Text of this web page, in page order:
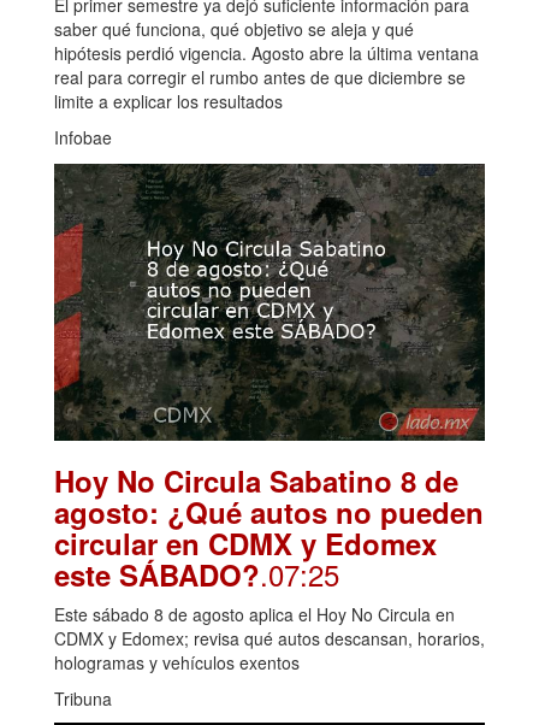
saber qué funciona, qué objetivo se aleja y qué
hipótesis perdió vigencia. Agosto abre la última ventana
real para corregir el rumbo antes de que diciembre se
limite a explicar los resultados
Infobae
Hoy No Circula Sabatino 8 de
agosto: ¿Qué autos no pueden
circular en CDMX y Edomex
este SÁBADO?.07:25
Este sábado 8 de agosto aplica el Hoy No Circula en
CDMX y Edomex; revisa qué autos descansan, horarios,
hologramas y vehículos exentos
Tribuna